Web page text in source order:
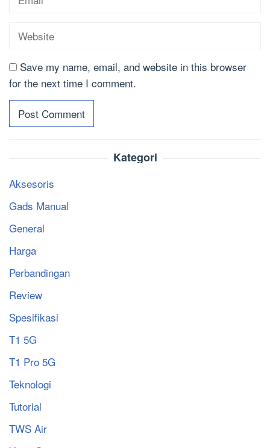
Save my name, email, and website in this browser
for the next time I comment.
Kategori
Aksesoris
Gads Manual
General
Harga
Perbandingan
Review
Spesifikasi
T1 5G
T1 Pro 5G
Teknologi
Tutorial
TWS Air